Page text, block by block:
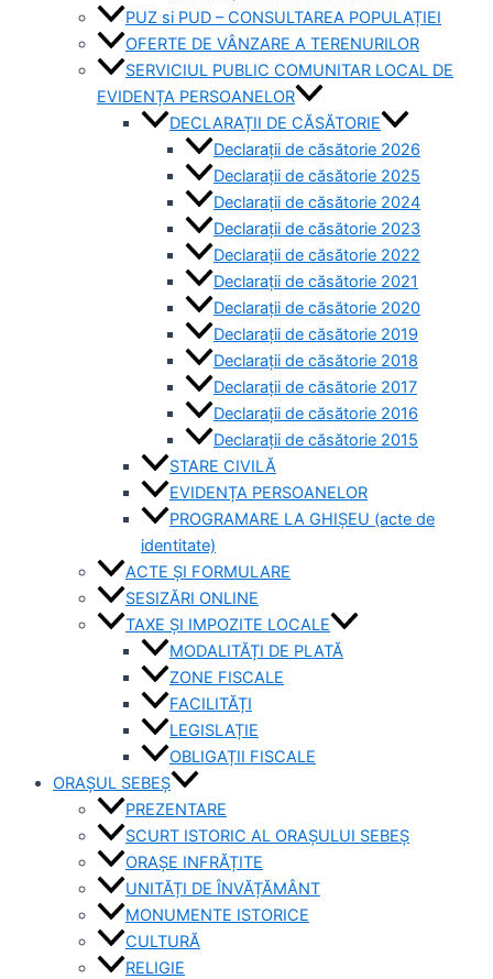
PUZ si PUD – CONSULTAREA POPULAȚIEI
OFERTE DE VÂNZARE A TERENURILOR
SERVICIUL PUBLIC COMUNITAR LOCAL DE
EVIDENȚA PERSOANELOR
DECLARAȚII DE CĂSĂTORIE
Declarații de căsătorie 2026
Declarații de căsătorie 2025
Declarații de căsătorie 2024
Declarații de căsătorie 2023
Declarații de căsătorie 2022
Declarații de căsătorie 2021
Declarații de căsătorie 2020
Declarații de căsătorie 2019
Declarații de căsătorie 2018
Declarații de căsătorie 2017
Declarații de căsătorie 2016
Declarații de căsătorie 2015
STARE CIVILĂ
EVIDENȚA PERSOANELOR
PROGRAMARE LA GHIȘEU (acte de
identitate)
ACTE ȘI FORMULARE
SESIZĂRI ONLINE
TAXE ȘI IMPOZITE LOCALE
MODALITĂȚI DE PLATĂ
ZONE FISCALE
FACILITĂȚI
LEGISLAȚIE
OBLIGAȚII FISCALE
ORAȘUL SEBEȘ
PREZENTARE
SCURT ISTORIC AL ORAȘULUI SEBEȘ
ORAȘE INFRĂȚITE
UNITĂȚI DE ÎNVĂȚĂMÂNT
MONUMENTE ISTORICE
CULTURĂ
RELIGIE